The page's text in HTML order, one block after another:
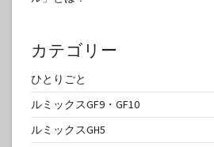
カテゴリー
ひとりごと
ルミックスGF9・GF10
ルミックスGH5